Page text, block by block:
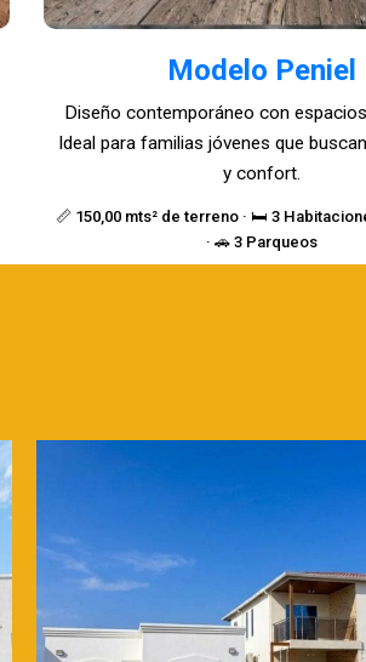
Modelo Peniel
📏 150,00 mts² de terreno · 🛏️ 3
· 🚗 3 Parqueos
Diseño contemporáneo con
Ideal para familias jóvenes que
y confort.